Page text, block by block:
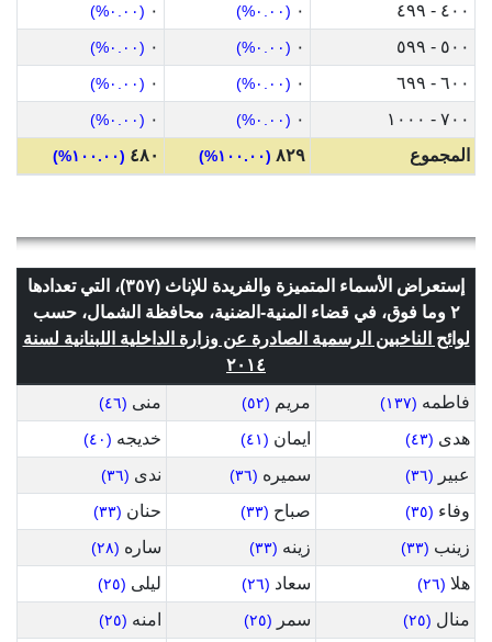
٤٠٠ - ٤٩٩ ٠ (٠.٠٠%) ٠ (٠.٠٠%)
٥٠٠ - ٥٩٩ ٠ (٠.٠٠%) ٠ (٠.٠٠%)
٦٠٠ - ٦٩٩ ٠ (٠.٠٠%) ٠ (٠.٠٠%)
٧٠٠ - ١٠٠٠ ٠ (٠.٠٠%) ٠ (٠.٠٠%)
المجموع ٨٢٩ (١٠٠.٠٠%) ٤٨٠ (١٠٠.٠٠%)
إستعراض الأسماء المتميزة والفريدة للإناث (٣٥٧)، التي تعدادها
٢ وما فوق، في قضاء المنية-الضنية، محافظة الشمال، حسب
لوائح الناخبين الرسمية الصادرة عن وزارة الداخلية اللبنانية لسنة
٢٠١٤
فاطمه (١٣٧) مريم (٥٢) منى (٤٦)
هدى (٤٣) ايمان (٤١) خديجه (٤٠)
عبير (٣٦) سميره (٣٦) ندى (٣٦)
وفاء (٣٥) صباح (٣٣) حنان (٣٣)
زينب (٣٣) زينه (٣٣) ساره (٢٨)
هلا (٢٦) سعاد (٢٦) ليلى (٢٥)
منال (٢٥) سمر (٢٥) امنه (٢٥)